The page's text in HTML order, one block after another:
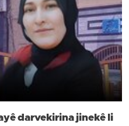
darvekirina jinekê li